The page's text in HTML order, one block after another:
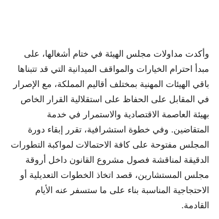
وأكدت مداولات مجلس الهيئة في ختام أشغالها، على
مبدأ احترام الخيارات والمواقف الميدانية التي قد تتبناها
باقي الهيئات المهنية بمختلف أقاليم المملكة، مع الإصرار
في المقابل على الحفاظ على استقلالية القرار الخاص
بهيئة العاصمة الاقتصادية والاستمرار في خدمة
المتقاضين. وفي خطوة استشرافية، تقرر إبقاء دورة
المجلس مفتوحة على كافة الاحتمالات لمواكبة التطورات
الدقيقة لمناقشة فصول مشروع القانون داخل أروقة
مجلس المستشارين، قصد اتخاذ الخطوات التعديلية أو
الاحتجاجية المناسبة بناء على ما ستسفر عنه الأيام
القادمة.